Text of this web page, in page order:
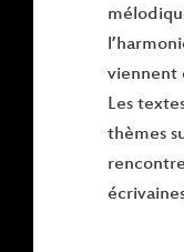
viennent
Les
thèmes